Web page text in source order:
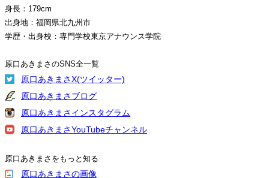
身長：179cm
出身地：福岡県北九州市
学歴・出身校：専門学校東京アナウンス学院
原口あきまさのSNS全一覧
原口あきまさX(ツイッター)
原口あきまさブログ
原口あきまさインスタグラム
原口あきまさYouTubeチャンネル
原口あきまさをもっと知る
原口あきまさの画像